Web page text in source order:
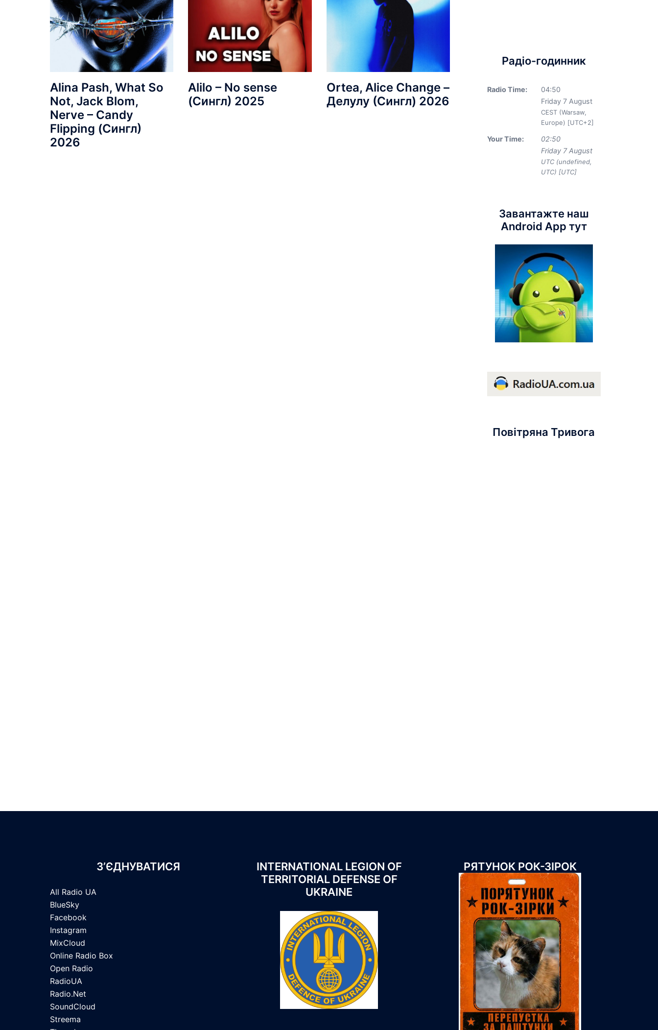
Alina Pash, What So
Not, Jack Blom,
Nerve – Candy
Flipping (Сингл)
2026
Alilo – No sense
(Сингл) 2025
Ortea, Alice Change –
Делулу (Сингл) 2026
Радіо-годинник
Radio Time: 04:50
Friday 7 August
CEST (Warsaw,
Europe) [UTC+2]
Your Time: 02:50
Friday 7 August
UTC (undefined,
UTC) [UTC]
Завантажте наш
Android App тут
Повітряна Тривога
З’ЄДНУВАТИСЯ
All Radio UA
BlueSky
Facebook
Instagram
MixCloud
Online Radio Box
Open Radio
RadioUA
Radio.Net
SoundCloud
Streema
INTERNATIONAL LEGION OF
TERRITORIAL DEFENSE OF
UKRAINE
РЯТУНОК РОК-ЗІРОК